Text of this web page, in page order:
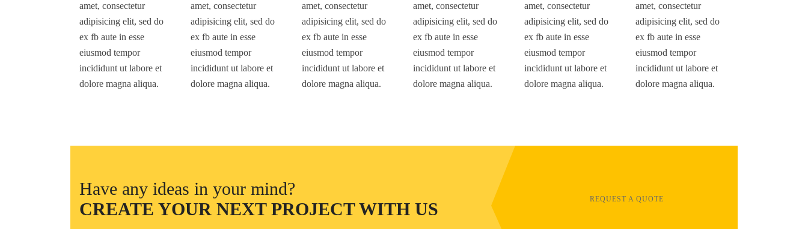
amet, consectetur
adipisicing elit, sed do
ex fb aute in esse
eiusmod tempor
incididunt ut labore et
dolore magna aliqua.
amet, consectetur
adipisicing elit, sed do
ex fb aute in esse
eiusmod tempor
incididunt ut labore et
dolore magna aliqua.
amet, consectetur
adipisicing elit, sed do
ex fb aute in esse
eiusmod tempor
incididunt ut labore et
dolore magna aliqua.
amet, consectetur
adipisicing elit, sed do
ex fb aute in esse
eiusmod tempor
incididunt ut labore et
dolore magna aliqua.
amet, consectetur
adipisicing elit, sed do
ex fb aute in esse
eiusmod tempor
incididunt ut labore et
dolore magna aliqua.
amet, consectetur
adipisicing elit, sed do
ex fb aute in esse
eiusmod tempor
incididunt ut labore et
dolore magna aliqua.
Have any ideas in your mind?
CREATE YOUR NEXT PROJECT WITH US
REQUEST A QUOTE